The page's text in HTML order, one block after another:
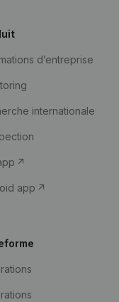
d’entreprise
internationale
app